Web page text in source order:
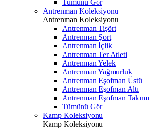
Tümünü Gör
Antrenman Koleksiyonu
Antrenman Koleksiyonu
Antrenman Tişört
Antrenman Şort
Antrenman İçlik
Antrenman Ter Atleti
Antrenman Yelek
Antrenman Yağmurluk
Antrenman Eşofman Üstü
Antrenman Eşofman Altı
Antrenman Eşofman Takımı
Tümünü Gör
Kamp Koleksiyonu
Kamp Koleksiyonu